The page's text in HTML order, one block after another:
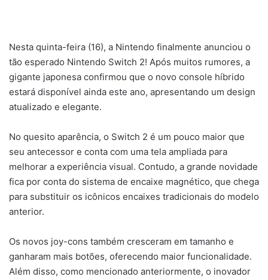
Nesta quinta-feira (16), a Nintendo finalmente anunciou o
tão esperado Nintendo Switch 2! Após muitos rumores, a
gigante japonesa confirmou que o novo console híbrido
estará disponível ainda este ano, apresentando um design
atualizado e elegante.
No quesito aparência, o Switch 2 é um pouco maior que
seu antecessor e conta com uma tela ampliada para
melhorar a experiência visual. Contudo, a grande novidade
fica por conta do sistema de encaixe magnético, que chega
para substituir os icônicos encaixes tradicionais do modelo
anterior.
Os novos joy-cons também cresceram em tamanho e
ganharam mais botões, oferecendo maior funcionalidade.
Além disso, como mencionado anteriormente, o inovador